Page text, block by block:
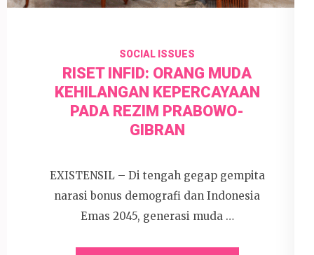
SOCIAL ISSUES
RISET INFID: ORANG MUDA
KEHILANGAN KEPERCAYAAN
PADA REZIM PRABOWO-
GIBRAN
EXISTENSIL – Di tengah gegap gempita
narasi bonus demografi dan Indonesia
Emas 2045, generasi muda …